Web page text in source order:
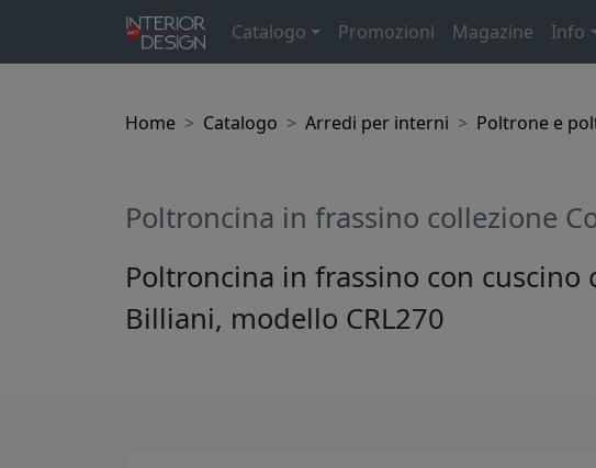
Catalogo Promozioni Magazine Info
Home Catalogo Arredi per interni Poltrone e
Poltroncina in frassino collezione
Poltroncina in frassino con
Billiani, modello CRL270